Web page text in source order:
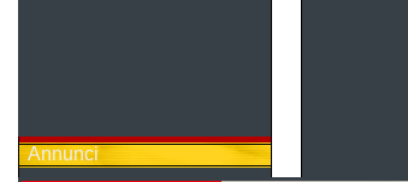
Annunci